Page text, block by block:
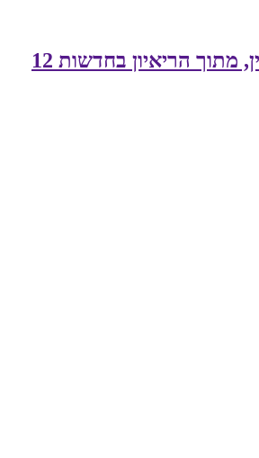
מתוך הריאיון בחדשות 12